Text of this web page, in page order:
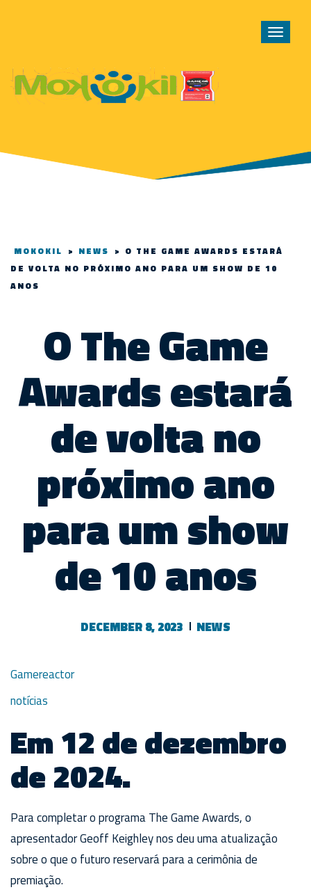
Toggle
MOKOKIL > NEWS > O THE GAME AWARDS ESTARÁ
DE VOLTA NO PRÓXIMO ANO PARA UM SHOW DE 10
ANOS
O The Game
Awards estará
de volta no
próximo ano
para um show
de 10 anos
DECEMBER 8, 2023 NEWS
Gamereactor
notícias
Em 12 de dezembro
de 2024.
Para completar o programa The Game Awards, o
apresentador Geoff Keighley nos deu uma atualização
sobre o que o futuro reservará para a cerimônia de
premiação.